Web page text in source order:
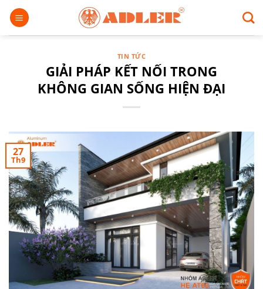
Chuyển
đến
nội
TIN TỨC
GIẢI PHÁP KẾT NỐI TRONG
KHÔNG GIAN SỐNG HIỆN ĐẠI
27
Th9